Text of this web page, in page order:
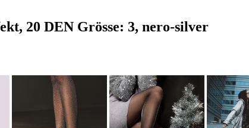
20 DEN Grösse: 3, nero-silver